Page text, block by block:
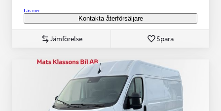
Läs mer
Kontakta återförsäljare
Jämförelse Spara